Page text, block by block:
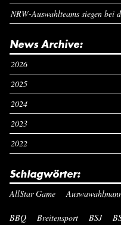
News Archive:
2026
2025
2024
2023
2022
Schlagwörter:
AllStar Game
BBQ Breitensport BSJ